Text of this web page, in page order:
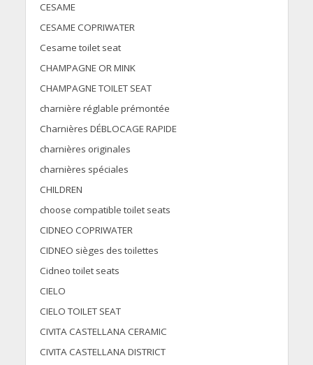
CESAME
CESAME COPRIWATER
Cesame toilet seat
CHAMPAGNE OR MINK
CHAMPAGNE TOILET SEAT
charnière réglable prémontée
Charnières DÉBLOCAGE RAPIDE
charnières originales
charnières spéciales
CHILDREN
choose compatible toilet seats
CIDNEO COPRIWATER
CIDNEO sièges des toilettes
Cidneo toilet seats
CIELO
CIELO TOILET SEAT
CIVITA CASTELLANA CERAMIC
CIVITA CASTELLANA DISTRICT